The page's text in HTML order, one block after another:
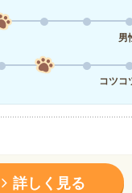
男
コツコ
詳しく見る